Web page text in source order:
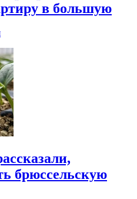
в большую
брюссельскую